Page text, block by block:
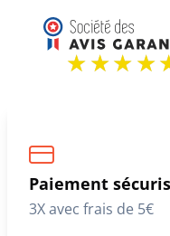
Paiement
3X avec frais de 5€